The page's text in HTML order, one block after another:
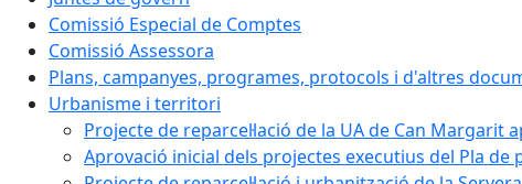
Comissió Especial de Comptes
Comissió Assessora
Plans, campanyes, programes, protocols i d'altres
Urbanisme i territori
Projecte de reparcel·lació de la UA de Can
Aprovació inicial dels projectes executius del Pla